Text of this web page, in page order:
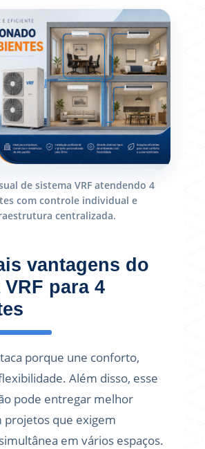
de sistema VRF atendendo 4
com controle individual e
centralizada.
vantagens do
para 4
porque une conforto,
Além disso, esse
pode entregar melhor
projetos que exigem
em vários espaços.